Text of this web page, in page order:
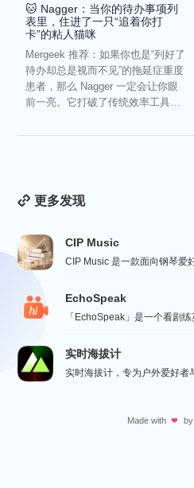
🐱 Nagger：当你的待办事项列
表里，住进了一只“追着你打
卡”的粘人猫咪
Mergeek 推荐：如果你也是“列好了
待办却总是视而不见”的拖延症重度
患者，那么 Nagger 一定会让你眼
前一亮。它打破了传统效率工具冰
更多发现
CIP Music
EchoSpeak
实时海拔计
Made with ❤ by